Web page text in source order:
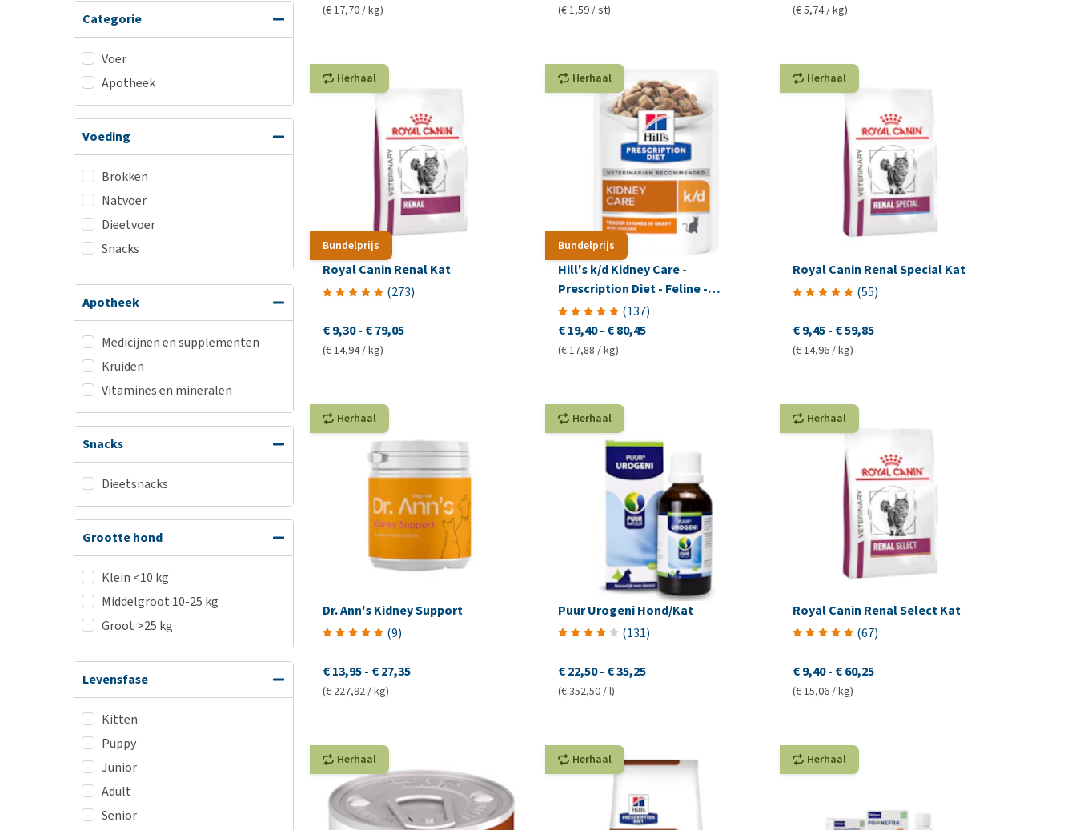
Categorie
Voer
Apotheek
Voeding
Brokken
Natvoer
Dieetvoer
Snacks
Apotheek
Medicijnen en supplementen
Kruiden
Vitamines en mineralen
Snacks
Dieetsnacks
Grootte hond
Klein <10 kg
Middelgroot 10-25 kg
Groot >25 kg
Levensfase
Kitten
Puppy
Junior
Adult
Senior
(€ 17,70 / kg) (€ 1,59 / st) (€ 5,74 / kg)
Bundelprijs
Herhaal
Royal Canin Renal Kat
(273)
€ 9,30- € 79,05
(€ 14,94 / kg)
Bundelprijs
Herhaal
Hill's k/d Kidney Care -
Prescription Diet - Feline -
Maaltijdzakje
(137)
€ 19,40 - € 80,45
(€ 17,88 / kg)
Herhaal
Royal Canin Renal Special Kat
(55)
€ 9,45- € 59,85
(€ 14,96 / kg)
Herhaal
Dr. Ann's Kidney Support
(9)
€ 13,95- € 27,35
(€ 227,92 / kg)
Herhaal
Puur Urogeni Hond/Kat
(131)
€ 22,50 - € 35,25
(€ 352,50 / l)
Herhaal
Royal Canin Renal Select Kat
(67)
€ 9,40- € 60,25
(€ 15,06 / kg)
Herhaal Herhaal Herhaal